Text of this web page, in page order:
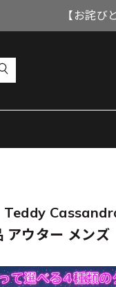
【お詫
Teddy
アウター メンズ